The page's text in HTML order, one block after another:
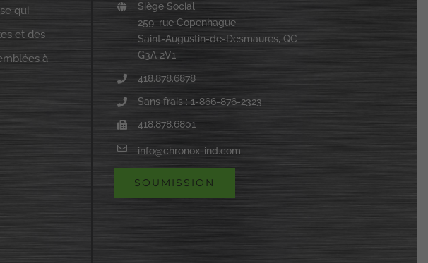
qui
et des
à
Siège Social
259, rue Copenhague
Saint-Augustin-de-Desmaures, QC
G3A 2V1
418.878.6878
Sans frais : 1-866-876-2323
418.878.6801
info@chronox-ind.com
SOUMISSION